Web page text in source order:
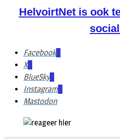
HelvoirtNet is ook
Facebook
X
BlueSky
Instagram
Mastodon